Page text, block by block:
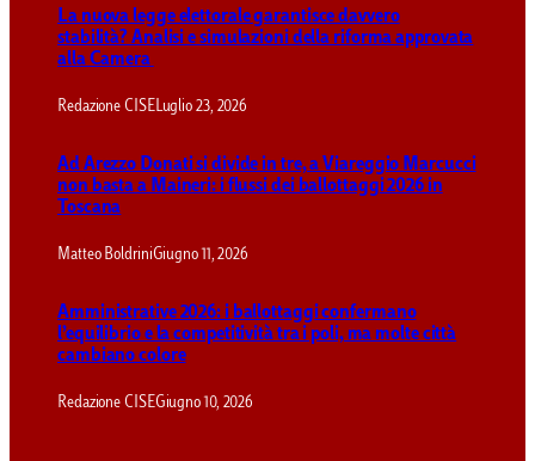
La nuova legge elettorale garantisce davvero
stabilità? Analisi e simulazioni della riforma approvata
alla Camera
Redazione CISE Luglio 23, 2026
Ad Arezzo Donati si divide in tre, a Viareggio Marcucci
non basta a Maineri: i flussi dei ballottaggi 2026 in
Toscana
Matteo BoldriniGiugno 11, 2026
Amministrative 2026: i ballottaggi confermano
l’equilibrio e la competitività tra i poli, ma molte città
cambiano colore
Redazione CISEGiugno 10, 2026